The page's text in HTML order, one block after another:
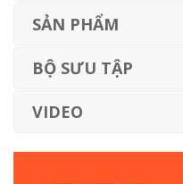
SẢN PHẨM
BỘ SƯU TẬP
VIDEO